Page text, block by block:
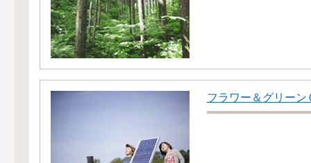
フラワー＆グリーン